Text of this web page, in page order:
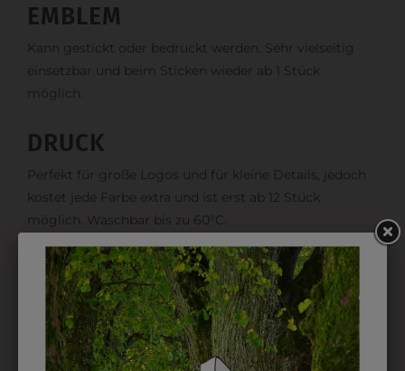
EMBLEM
Kann gestickt oder bedruckt werden. Sehr vielseitig
einsetzbar und beim Sticken wieder ab 1 Stück
möglich.
DRUCK
Perfekt für große Logos und für kleine Details, jedoch
kostet jede Farbe extra und ist erst ab 12 Stück
möglich. Waschbar bis zu 60°C.
DAS KÖNNTE IHNEN